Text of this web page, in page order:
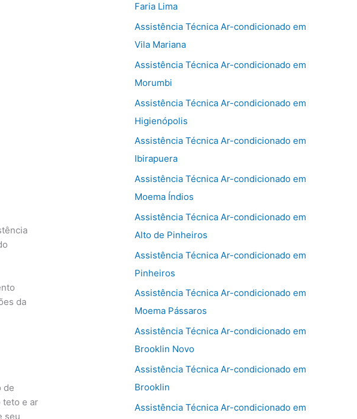
da
de
teto e ar
seu
Faria Lima
Assistência Técnica Ar-condicionado em
Vila Mariana
Assistência Técnica Ar-condicionado em
Morumbi
Assistência Técnica Ar-condicionado em
Higienópolis
Assistência Técnica Ar-condicionado em
Ibirapuera
Assistência Técnica Ar-condicionado em
Moema Índios
Assistência Técnica Ar-condicionado em
Alto de Pinheiros
Assistência Técnica Ar-condicionado em
Pinheiros
Assistência Técnica Ar-condicionado em
Moema Pássaros
Assistência Técnica Ar-condicionado em
Brooklin Novo
Assistência Técnica Ar-condicionado em
Brooklin
Assistência Técnica Ar-condicionado em